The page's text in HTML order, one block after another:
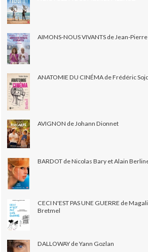
AIMONS-NOUS VIVANTS de Jean-
ANATOMIE DU CINÉMA de Frédéric
AVIGNON de Johann Dionnet
BARDOT de Nicolas Bary et Alain
CECI N'EST PAS UNE GUERRE de
Bretmel
DALLOWAY de Yann Gozlan